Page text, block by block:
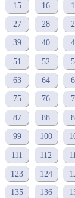
15 16
27 28
39 40
51 52
63 64
75 76
87 88
99 100
111 112
123 124
135 136